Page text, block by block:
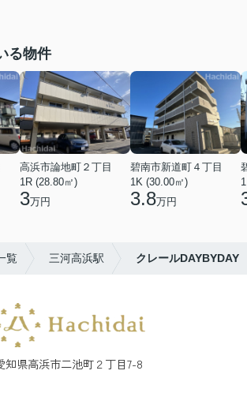
る物件
高浜市論地町２丁目
1R (28.80㎡)
3万円
碧南市新道町４丁目
1K (30.00㎡)
3.8万円
覧 三河高浜駅 クレールDAYBYDAY
知県高浜市二池町２丁目7-8